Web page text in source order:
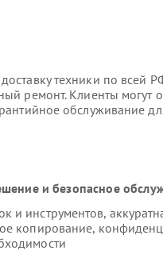
техники по всей
ремонт. Клиенты могут
обслуживание
и безопасное
инструментов,
копирование,